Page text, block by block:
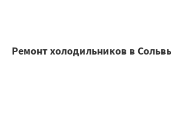
Ремонт холодильников в